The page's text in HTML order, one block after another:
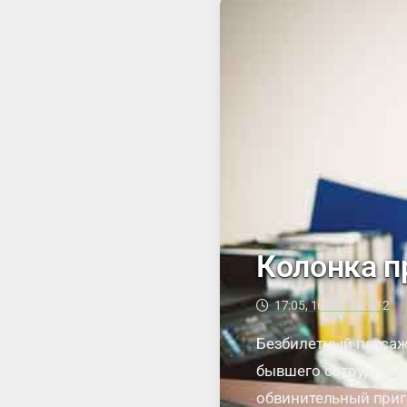
Колонка
17:05, 16 июля 2012
Безбилетный
бывшего
обвинительный